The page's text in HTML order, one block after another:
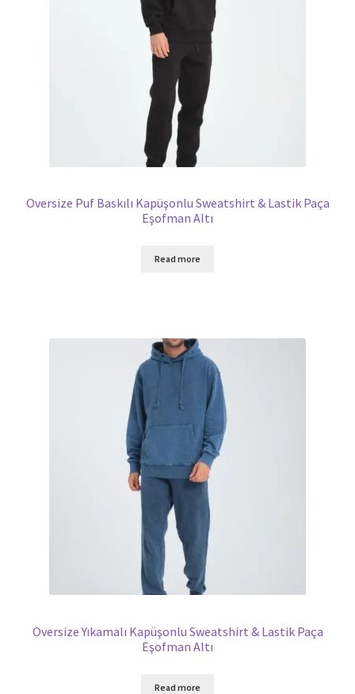
Oversize Puf Baskılı Kapüşonlu Sweatshirt & Lastik Paça
Eşofman Altı
Read more
Oversize Yıkamalı Kapüşonlu Sweatshirt & Lastik Paça
Eşofman Altı
Read more